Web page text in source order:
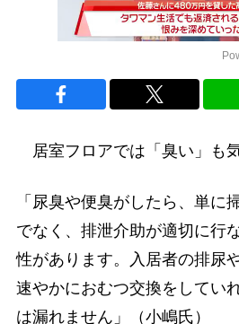
居室フロアでは「臭い」も気
「尿臭や便臭がしたら、単に
でなく、排泄介助が適切に行
性があります。入居者の排尿
速やかにおむつ交換をしてい
は漏れません」（小嶋氏）